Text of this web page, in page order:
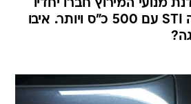
מנועי המירוץ חברו יחדיו
כדי להציג אימפרזה STI עם 500 כ"ס ויותר. איבו